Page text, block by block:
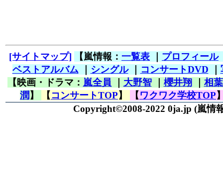
[サイトマップ] 【嵐情報： 一覧表 プロフィール
ベストアルバム｜ シングル｜ コンサートDVD
【映画・ドラマ： 嵐全員 大野智｜ 櫻井翔
相
潤 】 【コンサートTOP】 【ワクワク学校TOP
Copyright©2008-2022 0ja.jp (嵐情